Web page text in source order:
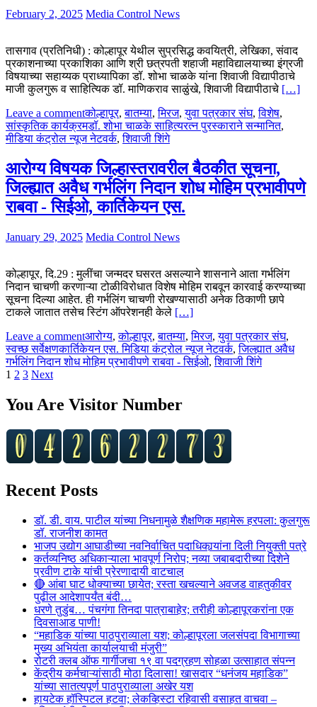
February 2, 2025 Media Control News
तासगाव (प्रतिनिधी) : कोल्हापूर येथील सुप्रसिद्ध कवयित्री, लेखिका, संवाद
प्रकाशनाच्या प्रकाशिका आणि श्री छत्रपती शहाजी महाविद्यालयाच्या इंग्रजी
विषयाच्या सहाय्यक प्राध्यापिका डॉ. शोभा चाळके यांना शिवाजी विद्यापीठाचे
माजी कुलगुरू व साहित्यिक डॉ. माणिकराव साळुंखे, शिवाजी विद्यापीठाचे […]
Leave a commentकोल्हापूर,बातम्या,मिरज,युवा पत्रकार संघ,विशेष,
सांस्कृतिक कार्यक्रमडॉ. शोभा चाळके साहित्यरत्न पुरस्काराने सन्मानित,
मीडिया कंट्रोल न्यूज नेटवर्क,शिवाजी शिंगे
आरोग्य विषयक जिल्हास्तरावरील बैठकीत सूचना,
जिल्ह्यात अवैध गर्भलिंग निदान शोध मोहिम प्रभावीपणे
राबवा - सिईओ, कार्तिकेयन एस.
January 29, 2025 Media Control News
कोल्हापूर, दि.29 : मुलींचा जन्मदर घसरत असल्याने शासनाने आता गर्भलिंग
निदान चाचणी करणाऱ्या टोळीविरोधात विशेष मोहिम राबवून कारवाई करण्याच्या
सूचना दिल्या आहेत. ही गर्भलिंग चाचणी रोखण्यासाठी अनेक ठिकाणी छापे
टाकले जातात तसेच स्टिंग ऑपरेशनही केले […]
Leave a commentआरोग्य,कोल्हापूर,बातम्या,मिरज,युवा पत्रकार संघ,
स्वच्छ सर्वेक्षणकार्तिकेयन एस. मिडिया कंट्रोल न्यूज नेटवर्क,जिल्ह्यात अवैध
गर्भलिंग निदान शोध मोहिम प्रभावीपणे राबवा - सिईओ,शिवाजी शिंगे
Posts
pagination
1 2 3 Next
You Are Visitor Number
Recent Posts
डॉ. डी. वाय. पाटील यांच्या निधनामुळे शैक्षणिक महामेरू हरपला: कुलगुरू
डॉ. राजनीश कामत
भाजप उद्योग आघाडीच्या नवनिर्वाचित पदाधिकार्‍यांना दिली नियुक्ती पत्रे
कर्तव्यनिष्ठ अधिकाऱ्याला भावपूर्ण निरोप; नव्या जबाबदारीच्या दिशेने
प्रवीण टाके यांची प्रेरणादायी वाटचाल़
🔴 आंबा घाट धोक्याच्या छायेत; रस्ता खचल्याने अवजड वाहतुकीवर
पुढील आदेशापर्यंत बंदी…
धरणे तुडुंब… पंचगंगा तिनदा पात्राबाहेर; तरीही कोल्हापूरकरांना एक
दिवसाआड पाणी!
“महाडिक यांच्या पाठपुराव्याला यश; कोल्हापूरला जलसंपदा विभागाच्या
मुख्य अभियंता कार्यालयाची मंजुरी”
रोटरी क्लब ऑफ गार्गीजचा १९ वा पदग्रहण सोहळा उत्साहात संपन्न
केंद्रीय कर्मचाऱ्यांसाठी मोठा दिलासा! खासदार “धनंजय महाडिक”
यांच्या सातत्यपूर्ण पाठपुराव्याला अखेर यश
हायटेक हॉस्पिटल हटवा; लेकव्हिस्टा रहिवासी वसाहत वाचवा –